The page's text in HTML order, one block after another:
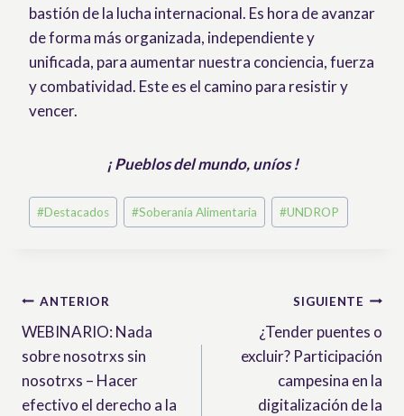
bastión de la lucha internacional. Es hora de avanzar
de forma más organizada, independiente y
unificada, para aumentar nuestra conciencia, fuerza
y ​​combatividad. Este es el camino para resistir y
vencer.
¡ Pueblos del mundo, uníos !
Etiquetas
de
#Destacados #Soberanía Alimentaria #UNDROP
Navegación
de
entradas
ANTERIOR
WEBINARIO: Nada
sobre nosotrxs sin
nosotrxs – Hacer
efectivo el derecho a la
SIGUIENTE
¿Tender puentes o
excluir? Participación
campesina en la
digitalización de la